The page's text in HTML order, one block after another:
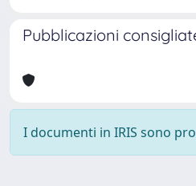
Pubblicazioni
I documenti in IRIS sono